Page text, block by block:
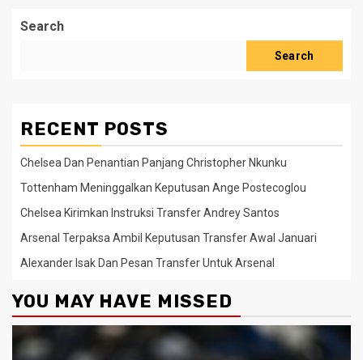
Search
Search
RECENT POSTS
Chelsea Dan Penantian Panjang Christopher Nkunku
Tottenham Meninggalkan Keputusan Ange Postecoglou
Chelsea Kirimkan Instruksi Transfer Andrey Santos
Arsenal Terpaksa Ambil Keputusan Transfer Awal Januari
Alexander Isak Dan Pesan Transfer Untuk Arsenal
YOU MAY HAVE MISSED